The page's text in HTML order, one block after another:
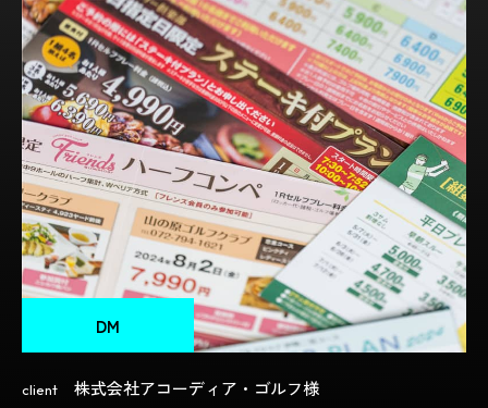
DM
client 株式会社アコーディア・ゴルフ様